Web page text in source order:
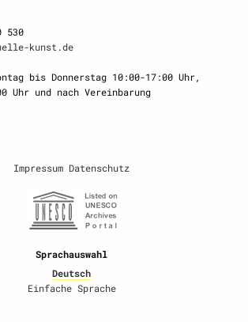
530
kunst.de
bis Donnerstag 10:00-17:00 Uhr,
Uhr und nach Vereinbarung
Impressum Datenschutz
Sprachauswahl
Deutsch
Einfache Sprache